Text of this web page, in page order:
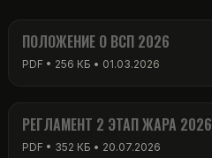
ПОЛОЖЕНИЕ О ВСП 2026
PDF • 256 КБ • 01.03.2026
РЕГЛАМЕНТ 2 ЭТАП ЖАРА 2026
PDF • 352 КБ • 20.07.2026